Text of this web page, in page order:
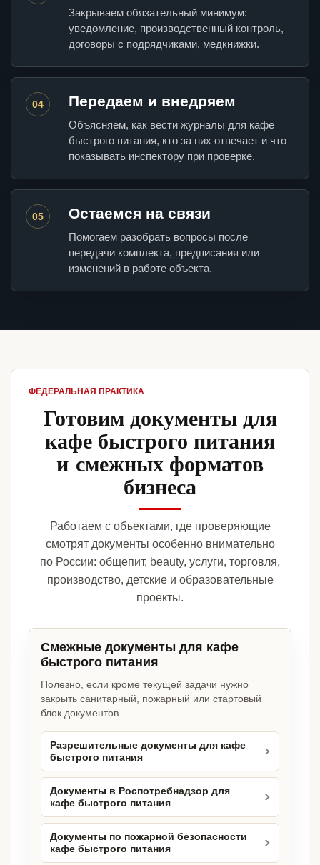
Закрываем обязательный минимум:
уведомление, производственный контроль,
договоры с подрядчиками, медкнижки.
04 Передаем и внедряем
Объясняем, как вести журналы для кафе
быстрого питания, кто за них отвечает и что
показывать инспектору при проверке.
05 Остаемся на связи
Помогаем разобрать вопросы после
передачи комплекта, предписания или
изменений в работе объекта.
ФЕДЕРАЛЬНАЯ ПРАКТИКА
Готовим документы для
кафе быстрого питания
и смежных форматов
бизнеса
Работаем с объектами, где проверяющие
смотрят документы особенно внимательно
по России: общепит, beauty, услуги, торговля,
производство, детские и образовательные
проекты.
Смежные документы для кафе
быстрого питания
Полезно, если кроме текущей задачи нужно
закрыть санитарный, пожарный или стартовый
блок документов.
Разрешительные документы для кафе
быстрого питания
Документы в Роспотребнадзор для
кафе быстрого питания
Документы по пожарной безопасности
кафе быстрого питания